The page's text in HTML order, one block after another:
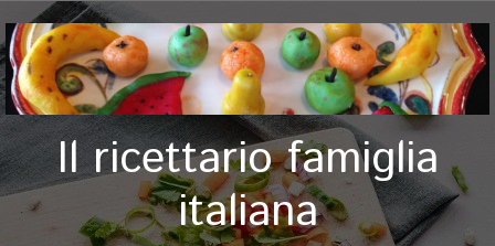
Il ricettario famiglia
italiana